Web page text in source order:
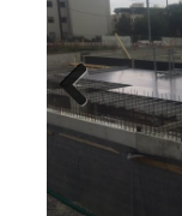
Previ
ous